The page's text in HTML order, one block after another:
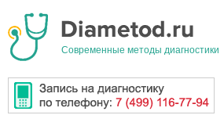
Cовременные методы диагностики